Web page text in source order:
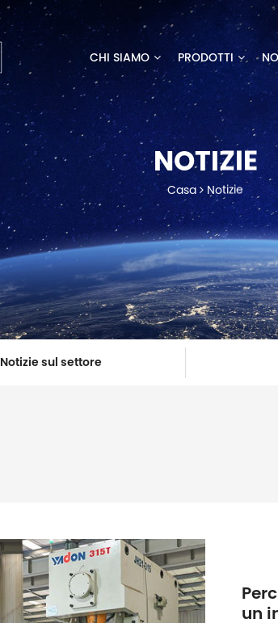
CHI SIAMO PRODOTTI
NOTIZIE
Casa Notizie
Notizie sul settore
un